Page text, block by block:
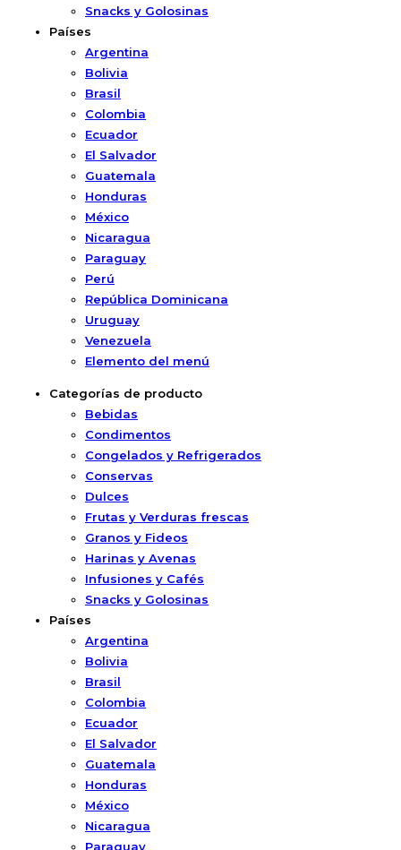
Snacks y Golosinas
Países
Argentina
Bolivia
Brasil
Colombia
Ecuador
El Salvador
Guatemala
Honduras
México
Nicaragua
Paraguay
Perú
República Dominicana
Uruguay
Venezuela
Elemento del menú
Categorías de producto
Bebidas
Condimentos
Congelados y Refrigerados
Conservas
Dulces
Frutas y Verduras frescas
Granos y Fideos
Harinas y Avenas
Infusiones y Cafés
Snacks y Golosinas
Países
Argentina
Bolivia
Brasil
Colombia
Ecuador
El Salvador
Guatemala
Honduras
México
Nicaragua
Paraguay